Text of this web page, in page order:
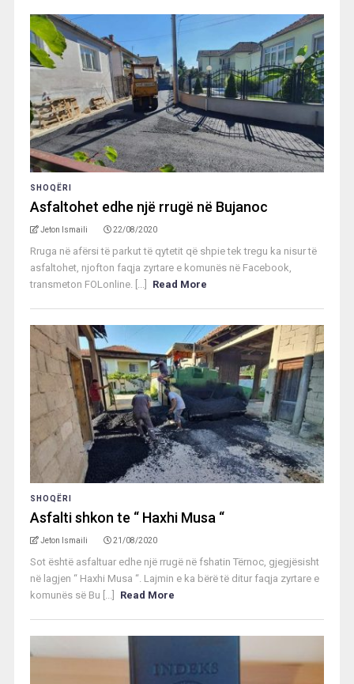
SHOQËRI
Asfaltohet edhe një rrugë në Bujanoc
Jeton Ismaili 22/08/2020
Rruga në afërsi të parkut të qytetit që shpie tek tregu ka nisur të
asfaltohet, njofton faqja zyrtare e komunës në Facebook,
transmeton FOLonline. [...]
Read More
SHOQËRI
Asfalti shkon te “ Haxhi Musa “
Jeton Ismaili 21/08/2020
Sot është asfaltuar edhe një rrugë në fshatin Tërnoc, gjegjësisht
në lagjen “ Haxhi Musa “. Lajmin e ka bërë të ditur faqja zyrtare e
komunës së Bu [...]
Read More